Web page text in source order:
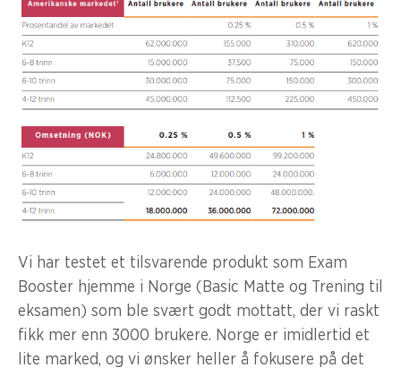
Vi har testet et tilsvarende produkt som Exam
Booster hjemme i Norge (Basic Matte og Trening til
eksamen) som ble svært godt mottatt, der vi raskt
fikk mer enn 3000 brukere. Norge er imidlertid et
lite marked, og vi ønsker heller å fokusere på det